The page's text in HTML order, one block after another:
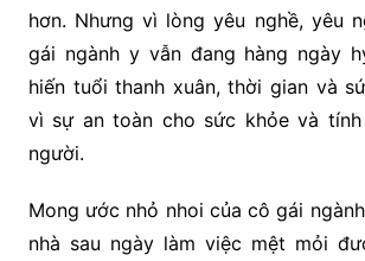
hơn. Nhưng vì lòng yêu nghề, yêu
gái ngành y vẫn đang hàng ngày
hiến tuổi thanh xuân, thời gian và
vì sự an toàn cho sức khỏe và
người.
Mong ước nhỏ nhoi của cô gái
nhà sau ngày làm việc mệt mỏi